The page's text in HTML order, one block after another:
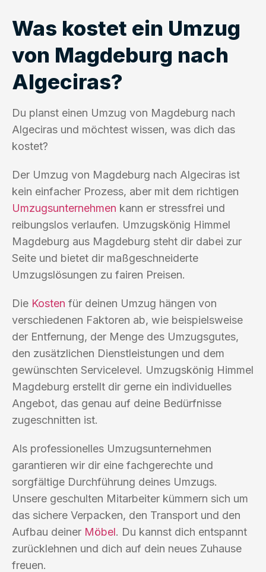
Was kostet ein Umzug
von Magdeburg nach
Algeciras?
Du planst einen Umzug von Magdeburg nach
Algeciras und möchtest wissen, was dich das
kostet?
Der Umzug von Magdeburg nach Algeciras ist
kein einfacher Prozess, aber mit dem richtigen
Umzugsunternehmen kann er stressfrei und
reibungslos verlaufen. Umzugskönig Himmel
Magdeburg aus Magdeburg steht dir dabei zur
Seite und bietet dir maßgeschneiderte
Umzugslösungen zu fairen Preisen.
Die Kosten für deinen Umzug hängen von
verschiedenen Faktoren ab, wie beispielsweise
der Entfernung, der Menge des Umzugsgutes,
den zusätzlichen Dienstleistungen und dem
gewünschten Servicelevel. Umzugskönig Himmel
Magdeburg erstellt dir gerne ein individuelles
Angebot, das genau auf deine Bedürfnisse
zugeschnitten ist.
Als professionelles Umzugsunternehmen
garantieren wir dir eine fachgerechte und
sorgfältige Durchführung deines Umzugs.
Unsere geschulten Mitarbeiter kümmern sich um
das sichere Verpacken, den Transport und den
Aufbau deiner Möbel. Du kannst dich entspannt
zurücklehnen und dich auf dein neues Zuhause
freuen.